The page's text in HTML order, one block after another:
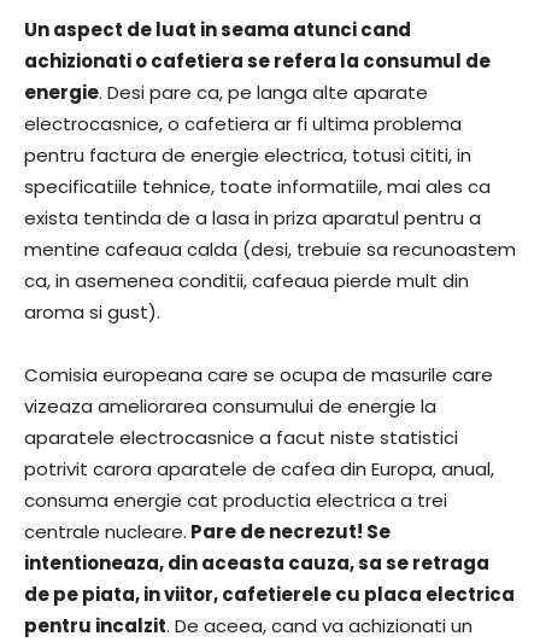
Un aspect de luat in seama atunci cand
achizionati o cafetiera se refera la consumul de
energie. Desi pare ca, pe langa alte aparate
electrocasnice, o cafetiera ar fi ultima problema
pentru factura de energie electrica, totusi cititi, in
specificatiile tehnice, toate informatiile, mai ales ca
exista tentinda de a lasa in priza aparatul pentru a
mentine cafeaua calda (desi, trebuie sa recunoastem
ca, in asemenea conditii, cafeaua pierde mult din
aroma si gust).
Comisia europeana care se ocupa de masurile care
vizeaza ameliorarea consumului de energie la
aparatele electrocasnice a facut niste statistici
potrivit carora aparatele de cafea din Europa, anual,
consuma energie cat productia electrica a trei
centrale nucleare. Pare de necrezut! Se
intentioneaza, din aceasta cauza, sa se retraga
de pe piata, in viitor, cafetierele cu placa electrica
pentru incalzit. De aceea, cand va achizionati un